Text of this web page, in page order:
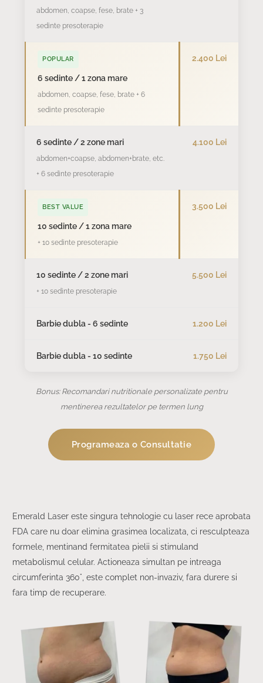
abdomen, coapse, fese, brate + 3
sedinte presoterapie
POPULAR
6 sedinte / 1 zona mare
abdomen, coapse, fese, brate + 6
sedinte presoterapie
2.400 Lei
6 sedinte / 2 zone mari
abdomen+coapse, abdomen+brate, etc.
+ 6 sedinte presoterapie
4.100 Lei
BEST VALUE
10 sedinte / 1 zona mare
+ 10 sedinte presoterapie
3.500 Lei
10 sedinte / 2 zone mari
+ 10 sedinte presoterapie
5.500 Lei
Barbie dubla - 6 sedinte 1.200 Lei
Barbie dubla - 10 sedinte 1.750 Lei
Bonus: Recomandari nutritionale personalizate pentru
mentinerea rezultatelor pe termen lung
Programeaza o Consultatie
Emerald Laser este singura tehnologie cu laser rece aprobata
FDA care nu doar elimina grasimea localizata, ci resculpteaza
formele, mentinand fermitatea pielii si stimuland
metabolismul celular. Actioneaza simultan pe intreaga
circumferinta 360°, este complet non-invaziv, fara durere si
fara timp de recuperare.